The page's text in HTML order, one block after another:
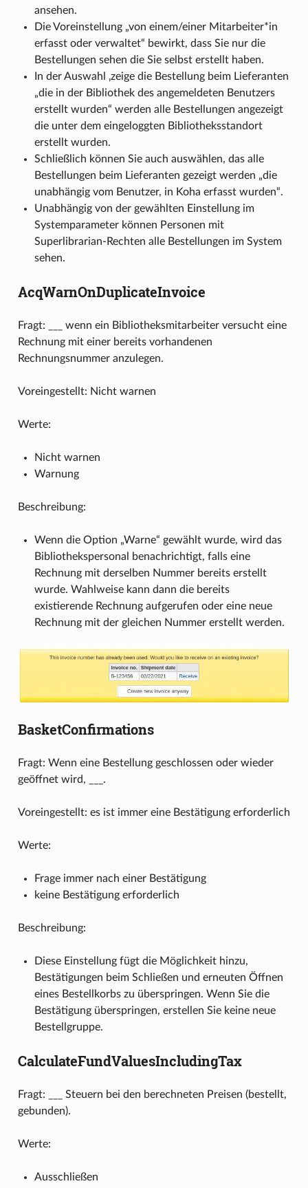
ansehen.
Die Voreinstellung „von einem/einer Mitarbeiter*in
erfasst oder verwaltet“ bewirkt, dass Sie nur die
Bestellungen sehen die Sie selbst erstellt haben.
In der Auswahl ‚zeige die Bestellung beim Lieferanten
„die in der Bibliothek des angemeldeten Benutzers
erstellt wurden“ werden alle Bestellungen angezeigt
die unter dem eingeloggten Bibliotheksstandort
erstellt wurden.
Schließlich können Sie auch auswählen, das alle
Bestellungen beim Lieferanten gezeigt werden „die
unabhängig vom Benutzer, in Koha erfasst wurden“.
Unabhängig von der gewählten Einstellung im
Systemparameter können Personen mit
Superlibrarian-Rechten alle Bestellungen im System
sehen.
AcqWarnOnDuplicateInvoice
Fragt: ___ wenn ein Bibliotheksmitarbeiter versucht eine
Rechnung mit einer bereits vorhandenen
Rechnungsnummer anzulegen.
Voreingestellt: Nicht warnen
Werte:
Nicht warnen
Warnung
Beschreibung:
Wenn die Option „Warne“ gewählt wurde, wird das
Bibliothekspersonal benachrichtigt, falls eine
Rechnung mit derselben Nummer bereits erstellt
wurde. Wahlweise kann dann die bereits
existierende Rechnung aufgerufen oder eine neue
Rechnung mit der gleichen Nummer erstellt werden.
BasketConfirmations
Fragt: Wenn eine Bestellung geschlossen oder wieder
geöffnet wird, ___.
Voreingestellt: es ist immer eine Bestätigung erforderlich
Werte:
Frage immer nach einer Bestätigung
keine Bestätigung erforderlich
Beschreibung:
Diese Einstellung fügt die Möglichkeit hinzu,
Bestätigungen beim Schließen und erneuten Öffnen
eines Bestellkorbs zu überspringen. Wenn Sie die
Bestätigung überspringen, erstellen Sie keine neue
Bestellgruppe.
CalculateFundValuesIncludingTax
Fragt: ___ Steuern bei den berechneten Preisen (bestellt,
gebunden).
Werte:
Ausschließen